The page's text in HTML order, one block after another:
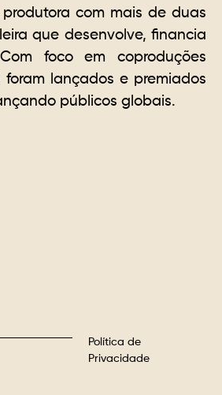
com mais de duas
que desenvolve, financia
foco em coproduções
lançados e premiados
públicos globais.
Política de
Privacidade